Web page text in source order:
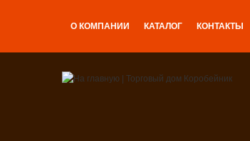
О КОМПАНИИ КАТАЛОГ КОНТАКТЫ